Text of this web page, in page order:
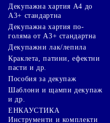
Декупажна хартия А4 до
А3+ стандартна
Декупажна хартия по-
голяма от А3+ стандартна
Декупажни лак/лепила
Краклета, патини, ефектни
пасти и др.
Пособия за декупаж
Шаблони и щампи декупаж
и др.
ЕНКАУСТИКА
Инструменти и комплекти